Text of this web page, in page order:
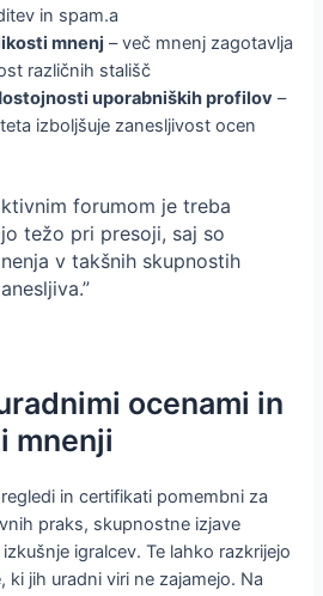
in spam.a
mnenj – več mnenj zagotavlja
različnih stališč
uporabniških profilov –
izboljšuje zanesljivost ocen
forumom je treba
težo pri presoji, saj so
v takšnih skupnostih
ocenami in
mnenji
in certifikati pomembni za
praks, skupnostne izjave
igralcev. Te lahko razkrijejo
jih uradni viri ne zajamejo. Na